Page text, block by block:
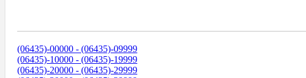
(06435)-00000 - (06435)-09999
(06435)-10000 - (06435)-19999
(06435)-20000 - (06435)-29999